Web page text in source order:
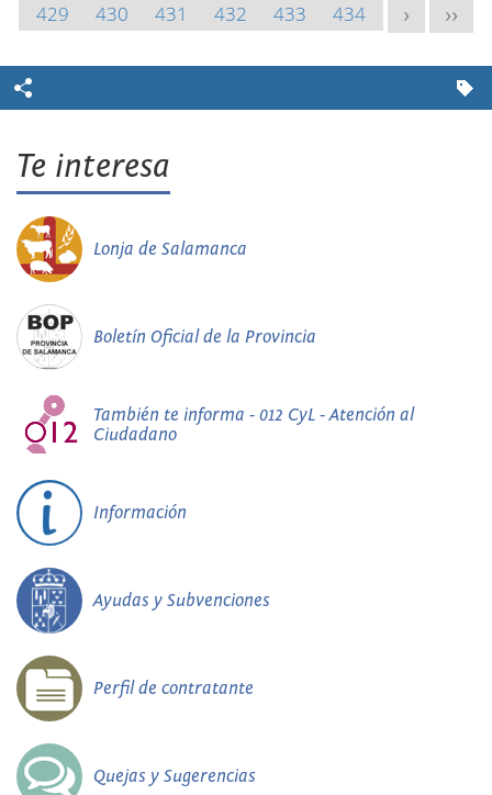
429
430 431 432 433 434 > >>
Te interesa
Lonja de Salamanca
Boletín Oficial de la Provincia
También te informa - 012 CyL - Atención al
Ciudadano
Información
Ayudas y Subvenciones
Perfil de contratante
Quejas y Sugerencias